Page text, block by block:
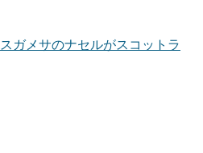
ガメサのナセルがスコットラ